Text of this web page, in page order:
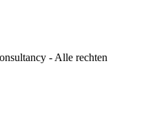
- Alle rechten